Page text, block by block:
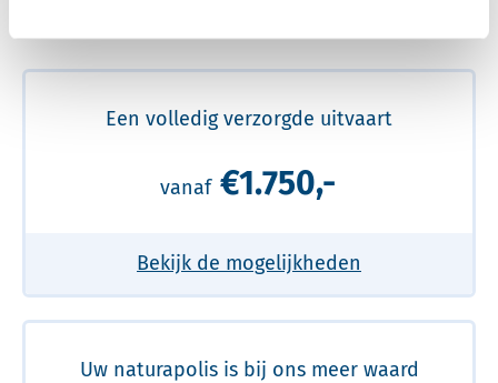
Een volledig verzorgde uitvaart
vanaf €1.750,-
Bekijk de mogelijkheden
Uw naturapolis is bij ons meer waard